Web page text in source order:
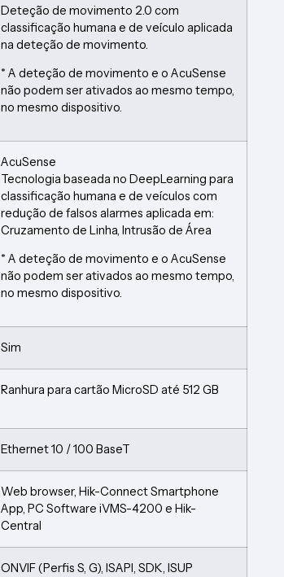
Deteção de movimento 2.0 com
classificação humana e de veículo aplicada
na deteção de movimento.
* A deteção de movimento e o AcuSense
não podem ser ativados ao mesmo tempo,
no mesmo dispositivo.
AcuSense
Tecnologia baseada no DeepLearning para
classificação humana e de veículos com
redução de falsos alarmes aplicada em:
Cruzamento de Linha, Intrusão de Área
* A deteção de movimento e o AcuSense
não podem ser ativados ao mesmo tempo,
no mesmo dispositivo.
Sim
Ranhura para cartão MicroSD até 512 GB
Ethernet 10 / 100 BaseT
Web browser, Hik-Connect Smartphone
App, PC Software iVMS-4200 e Hik-
Central
ONVIF (Perfis S, G), ISAPI, SDK, ISUP